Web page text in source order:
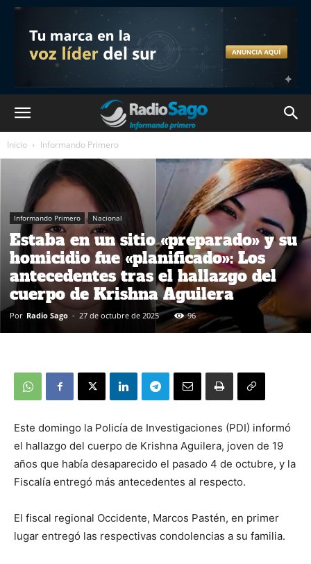
Inicio Informando Primero
Informando Primero Nacional
Estaba en un sitio «preparado» y su
homicidio fue «planificado»: Los
antecedentes tras el hallazgo del
cuerpo de Krishna Aguilera
Por Radio Sago - 27 de octubre de 2025 96
Este domingo la Policía de Investigaciones (PDI) informó
el hallazgo del cuerpo de Krishna Aguilera, joven de 19
años que había desaparecido el pasado 4 de octubre, y la
Fiscalía entregó más antecedentes al respecto.
El fiscal regional Occidente, Marcos Pastén, en primer
lugar entregó las respectivas condolencias a su familia.